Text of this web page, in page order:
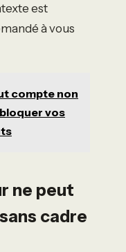
est
à vous
compte non
vos
ne peut
cadre